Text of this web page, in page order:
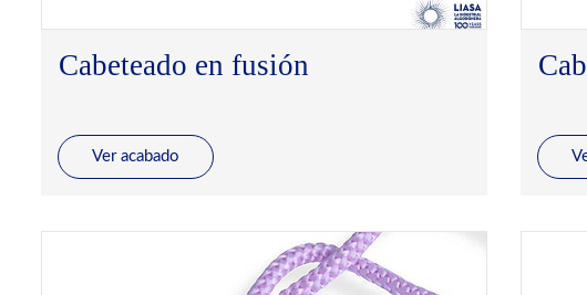
Cabeteado en fusión
Ver acabado